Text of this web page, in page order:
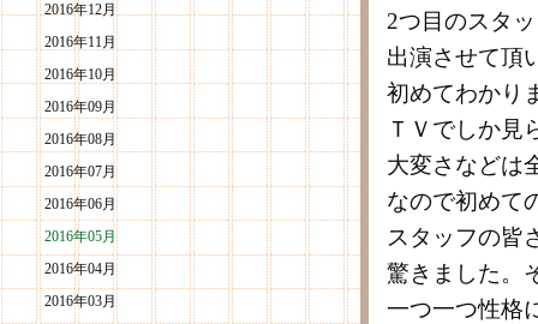
2016年12月
2016年11月
2016年10月
2016年09月
2016年08月
2016年07月
2016年06月
2016年05月
2016年04月
2016年03月
2つ目のスタ
出演させて頂
初めてわかり
ＴＶでしか見
大変さなどは
なので初めて
スタッフの皆
驚きました。
一つ一つ性格